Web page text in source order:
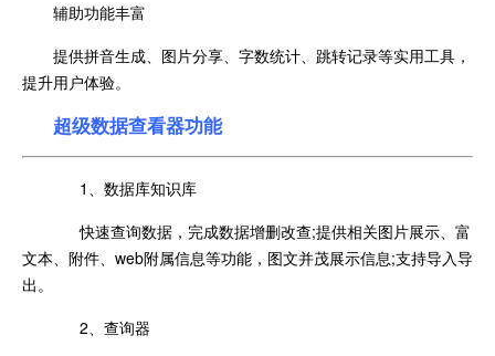
辅助功能丰富
提供拼音生成、图片分享、字数统计、跳转记录等实用工具，
提升用户体验。
超级数据查看器功能
1、数据库知识库
快速查询数据，完成数据增删改查;提供相关图片展示、富
文本、附件、web附属信息等功能，图文并茂展示信息;支持导入导
出。
2、查询器